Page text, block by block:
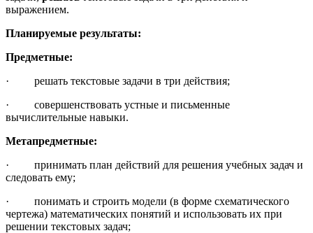
выражением.
Планируемые результаты:
Предметные:
· решать текстовые задачи в три действия;
· совершенствовать устные и письменные
вычислительные навыки.
Метапредметные:
· принимать план действий для решения учебных задач и
следовать ему;
· понимать и строить модели (в форме схематического
чертежа) математических понятий и использовать их при
решении текстовых задач;